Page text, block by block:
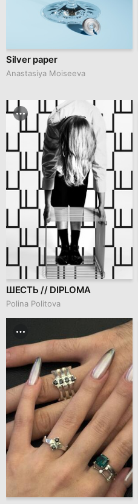
Silver paper
Anastasiya Moiseeva
ШЕСТЬ // DIPLOMA
Polina Politova